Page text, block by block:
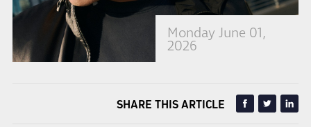
Monday June 01,
2026
SHARE THIS ARTICLE